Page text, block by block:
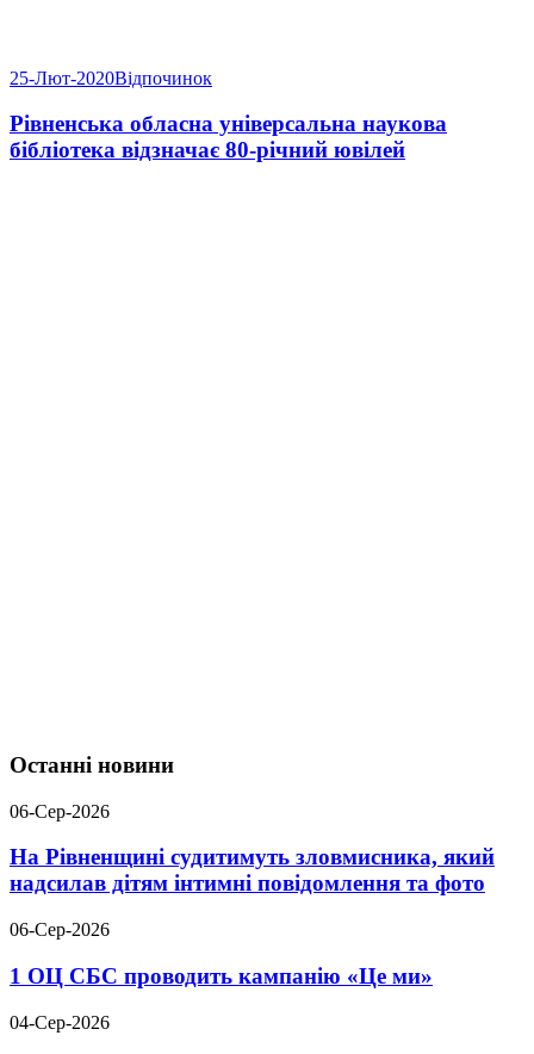
25-Лют-2020Відпочинок
Рівненська обласна універсальна наукова
бібліотека відзначає 80-річний ювілей
Останні новини
06-Сер-2026
На Рівненщині судитимуть зловмисника, який
надсилав дітям інтимні повідомлення та фото
06-Сер-2026
1 ОЦ СБС проводить кампанію «Це ми»
04-Сер-2026